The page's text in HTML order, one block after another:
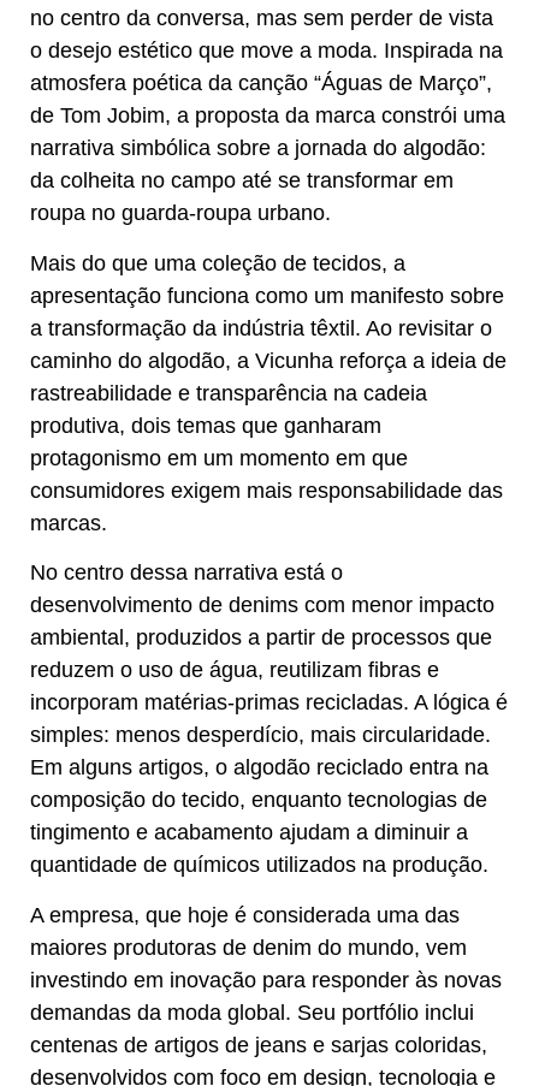
no centro da conversa, mas sem perder de vista
o desejo estético que move a moda. Inspirada na
atmosfera poética da canção “Águas de Março”,
de Tom Jobim, a proposta da marca constrói uma
narrativa simbólica sobre a jornada do algodão:
da colheita no campo até se transformar em
roupa no guarda-roupa urbano.
Mais do que uma coleção de tecidos, a
apresentação funciona como um manifesto sobre
a transformação da indústria têxtil. Ao revisitar o
caminho do algodão, a Vicunha reforça a ideia de
rastreabilidade e transparência na cadeia
produtiva, dois temas que ganharam
protagonismo em um momento em que
consumidores exigem mais responsabilidade das
marcas.
No centro dessa narrativa está o
desenvolvimento de denims com menor impacto
ambiental, produzidos a partir de processos que
reduzem o uso de água, reutilizam fibras e
incorporam matérias-primas recicladas. A lógica é
simples: menos desperdício, mais circularidade.
Em alguns artigos, o algodão reciclado entra na
composição do tecido, enquanto tecnologias de
tingimento e acabamento ajudam a diminuir a
quantidade de químicos utilizados na produção.
A empresa, que hoje é considerada uma das
maiores produtoras de denim do mundo, vem
investindo em inovação para responder às novas
demandas da moda global. Seu portfólio inclui
centenas de artigos de jeans e sarjas coloridas,
desenvolvidos com foco em design, tecnologia e